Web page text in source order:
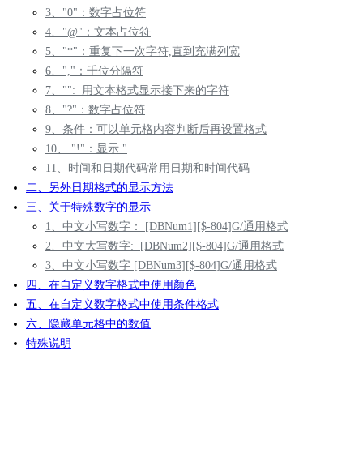
3、"0"：数字占位符
4、"@"：文本占位符
5、"*"：重复下一次字符,直到充满列宽
6、","：千位分隔符
7、"": 用文本格式显示接下来的字符
8、"?"：数字占位符
9、条件：可以单元格内容判断后再设置格式
10、 "!"：显示 "
11、时间和日期代码常用日期和时间代码
二、另外日期格式的显示方法
三、关于特殊数字的显示
1、中文小写数字： [DBNum1][$-804]G/通用格式
2、中文大写数字: [DBNum2][$-804]G/通用格式
3、中文小写数字 [DBNum3][$-804]G/通用格式
四、在自定义数字格式中使用颜色
五、在自定义数字格式中使用条件格式
六、隐藏单元格中的数值
特殊说明